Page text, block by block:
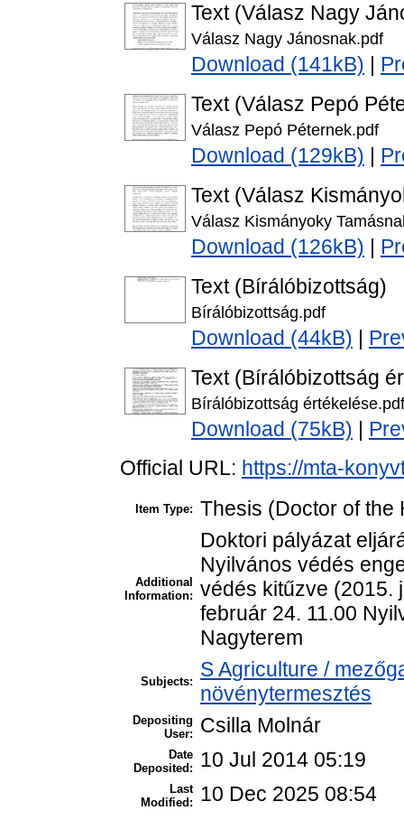
Text (Válasz Nagy
Válasz Nagy Jánosnak.pdf
Download (141kB)
Text (Válasz Pepó
Válasz Pepó Péternek.pdf
Download (129kB)
Text (Válasz
Válasz Kismányoky
Download (126kB)
Text (Bírálóbizottság)
Bírálóbizottság.pdf
Download (44kB)
Text (Bírálóbizottság
Bírálóbizottság értékelése.pdf
Download (75kB)
Official URL: https://mta-
Item Type: Thesis (Doctor of the
Additional
Information:
Doktori pályázat
Nyilvános védés
védés kitűzve (2015.
február 24. 11.00
Nagyterem
Subjects:
S Agriculture /
növénytermesztés
Depositing
User:
Csilla Molnár
Date
Deposited:
10 Jul 2014 05:19
Last
Modified:
10 Dec 2025 08:54